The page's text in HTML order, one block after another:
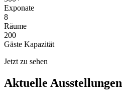
Exponate
8
Räume
200
Gäste Kapazität
Jetzt zu sehen
Aktuelle Ausstellungen